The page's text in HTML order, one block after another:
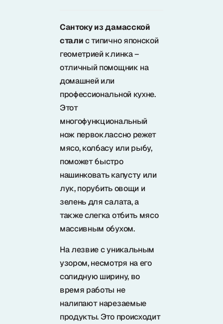
Problem@samura.ru
По вопросам качества
Samura в соцсетях
Сантоку из дамасской
сталис типично японской
геометрией клинка –
отличный помощник на
домашней или
профессиональной кухне.
Этот
многофункциональный
нож первоклассно режет
мясо, колбасу или рыбу,
поможет быстро
нашинковать капусту или
лук, порубить овощи и
зелень для салата, а
также слегка отбить мясо
массивным обухом.
На лезвие с уникальным
узором, несмотря на его
солидную ширину, во
время работы не
налипают нарезаемые
продукты. Это происходит